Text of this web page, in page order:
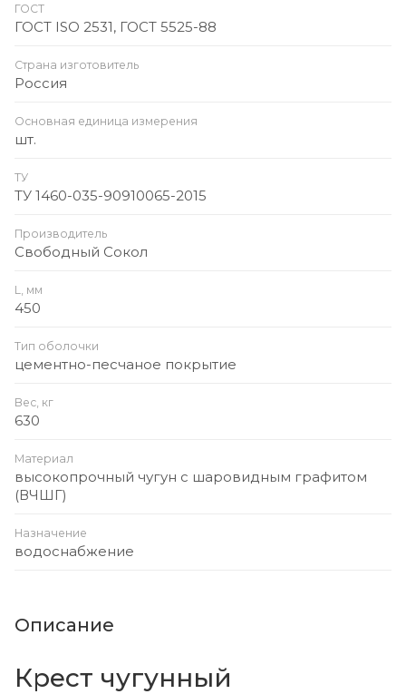
ГОСТ
ГОСТ ISO 2531, ГОСТ 5525-88
Страна изготовитель
Россия
Основная единица измерения
шт.
ТУ
ТУ 1460-035-90910065-2015
Производитель
Свободный Сокол
L, мм
450
Тип оболочки
цементно-песчаное покрытие
Вес, кг
630
Материал
высокопрочный чугун с шаровидным графитом
(ВЧШГ)
Назначение
водоснабжение
Описание
Крест чугунный